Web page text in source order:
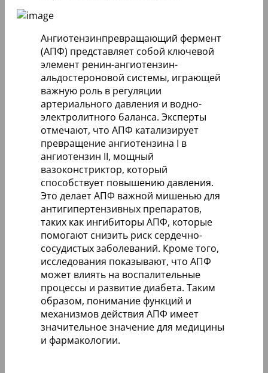
Ангиотензинпревращающий фермент
(АПФ) представляет собой ключевой
элемент ренин-ангиотензин-
альдостероновой системы, играющей
важную роль в регуляции
артериального давления и водно-
электролитного баланса. Эксперты
отмечают, что АПФ катализирует
превращение ангиотензина I в
ангиотензин II, мощный
вазоконстриктор, который
способствует повышению давления.
Это делает АПФ важной мишенью для
антигипертензивных препаратов,
таких как ингибиторы АПФ, которые
помогают снизить риск сердечно-
сосудистых заболеваний. Кроме того,
исследования показывают, что АПФ
может влиять на воспалительные
процессы и развитие диабета. Таким
образом, понимание функций и
механизмов действия АПФ имеет
значительное значение для медицины
и фармакологии.